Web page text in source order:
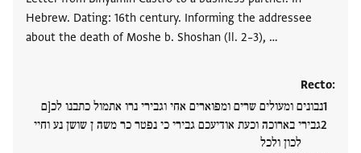
Hebrew. Dating: 16th century. Informing the addressee
about the death of Moshe b. Shoshan (ll. 2–3), …
Recto:
נבונים ומעולים שרים ומפוארים אחי וגבירי נרו אתמול כתבנו לכ[ם
גבירי בארוכה וכעת אודיעכם גבירי כי נפטר כר משה ן שושן נע וחיי
לכון ולכל